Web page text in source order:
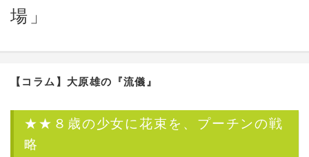
場」
【コラム】 大原雄の『流儀』
★★８歳の少女に花束を、プーチンの戦
略